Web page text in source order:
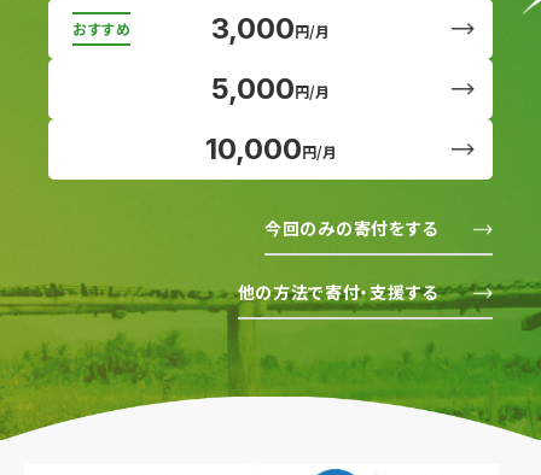
3,000円/月
5,000円/月
10,000円/月
今回のみの寄付をする
他の方法で寄付・支援する